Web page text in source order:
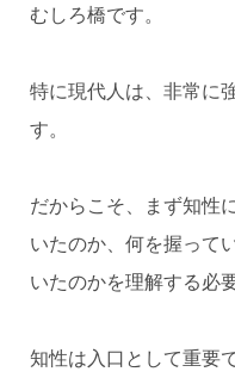
むしろ橋です。
特に現代人は、非常に
す。
だからこそ、まず知性
いたのか、何を握って
いたのかを理解する必
知性は入口として重要で